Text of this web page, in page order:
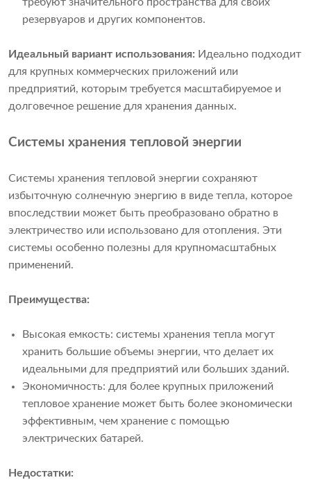
резервуаров и других компонентов.
Идеальный вариант использования: Идеально подходит
для крупных коммерческих приложений или
предприятий, которым требуется масштабируемое и
долговечное решение для хранения данных.
Системы хранения тепловой энергии
Системы хранения тепловой энергии сохраняют
избыточную солнечную энергию в виде тепла, которое
впоследствии может быть преобразовано обратно в
электричество или использовано для отопления. Эти
системы особенно полезны для крупномасштабных
применений.
Преимущества:
Высокая емкость: системы хранения тепла могут
хранить большие объемы энергии, что делает их
идеальными для предприятий или больших зданий.
Экономичность: для более крупных приложений
тепловое хранение может быть более экономически
эффективным, чем хранение с помощью
электрических батарей.
Недостатки: